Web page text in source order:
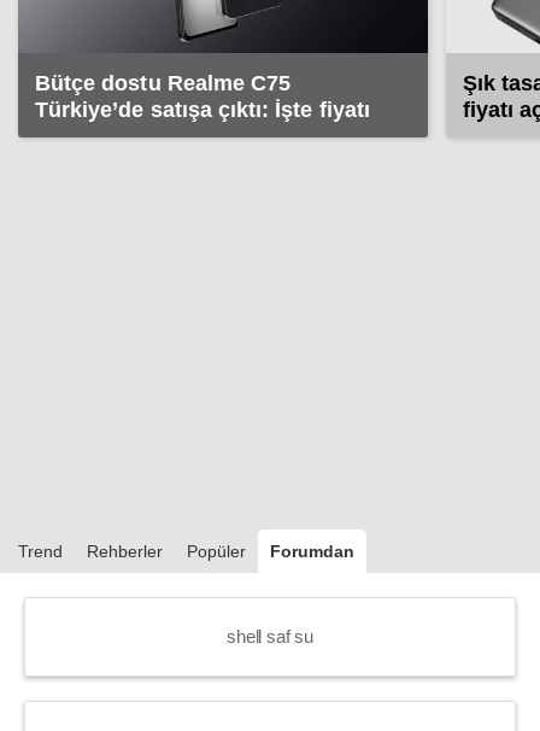
Bütçe dostu Realme C75
Türkiye’de satışa çıktı: İşte fiyatı
Şık
fiyatı
Trend Rehberler Popüler Forumdan
shell saf su